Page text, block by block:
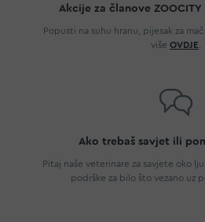
Akcije za članove
Popusti na suhu hranu, pijesak za
više OVDJE
Ako trebaš savjet ili
Pitaj naše veterinare za savjete oko
podrške za bilo što vezano uz